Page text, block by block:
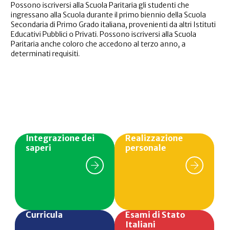
Possono iscriversi alla Scuola Paritaria gli studenti che
ingressano alla Scuola durante il primo biennio della Scuola
Secondaria di Primo Grado italiana, provenienti da altri Istituti
Educativi Pubblici o Privati. Possono iscriversi alla Scuola
Paritaria anche coloro che accedono al terzo anno, a
determinati requisiti.
Integrazione dei
saperi
Realizzazione
personale
Curricula
Esami di Stato
Italiani